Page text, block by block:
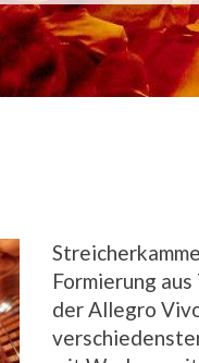
Formierung
der Allegro